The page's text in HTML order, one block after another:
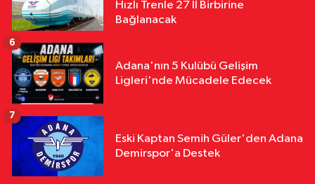
Hızlı Trenle 27 İl Birbirine
Bağlanacak
Adana'nın 5 Kulübü Gelişim
Ligleri'nde Mücadele Edecek
6
Eski Kaptan Semih Güler'den Adana
Demirspor'a Destek
7